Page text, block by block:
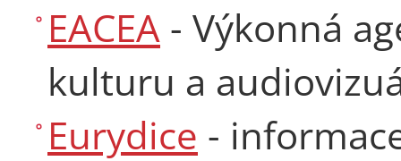
EACEA - Výkonná
kulturu a
Eurydice -